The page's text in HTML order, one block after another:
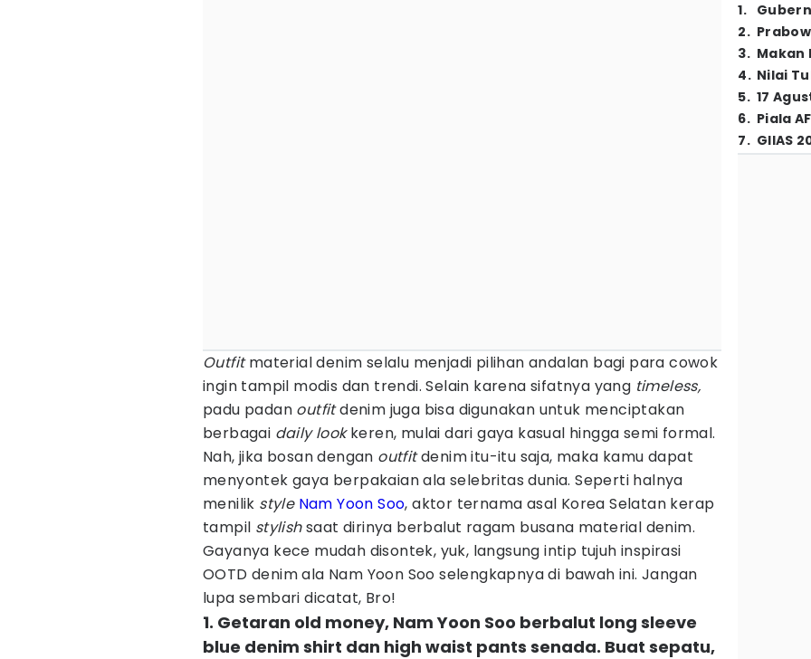
Outfitmaterial denim selalu menjadi pilihan andalan bagi para cowok
ingin tampil modis dan trendi. Selain karena sifatnya yang timeless,
padu padan outfitdenim juga bisa digunakan untuk menciptakan
berbagai daily lookkeren, mulai dari gaya kasual hingga semi formal.
Nah, jika bosan dengan outfitdenim itu-itu saja, maka kamu dapat
menyontek gaya berpakaian ala selebritas dunia. Seperti halnya
menilik style Nam Yoon Soo, aktor ternama asal Korea Selatan kerap
tampil stylishsaat dirinya berbalut ragam busana material denim.
Gayanya kece mudah disontek, yuk, langsung intip tujuh inspirasi
OOTD denim ala Nam Yoon Soo selengkapnya di bawah ini. Jangan
lupa sembari dicatat, Bro!
1. Getaran old money, Nam Yoon Soo berbalut long sleeve
blue denim shirt dan high waist pants senada. Buat sepatu,
1.
2.
3. Makan
4. Nilai
5. 17
6. Piala
7. GIIAS